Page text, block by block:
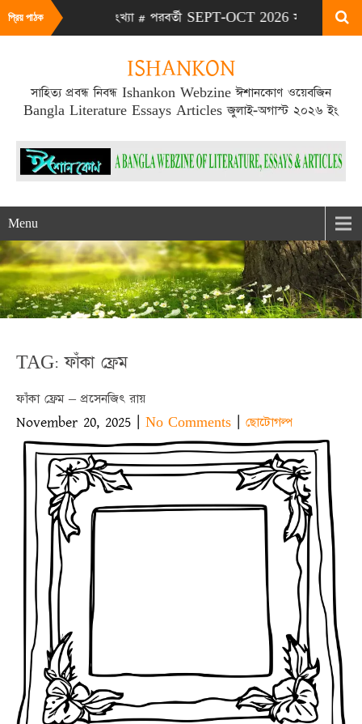
প্রিয় পাঠক
AUG 2026 সংখ্যা # পরবর্তী SEPT-OCT 2026 সংখ্যা প্রকাশিত
ISHANKON
সাহিত্য প্রবন্ধ নিবন্ধ Ishankon Webzine ঈশানকোণ ওয়েবজিন
Bangla Literature Essays Articles জুলাই-অগাস্ট ২০২৬ ইং
Menu
TAG: ফাঁকা ফ্রেম
ফাঁকা ফ্রেম – প্রসেনজিৎ রায়
November 20, 2025 | No Comments | ছোটোগল্প